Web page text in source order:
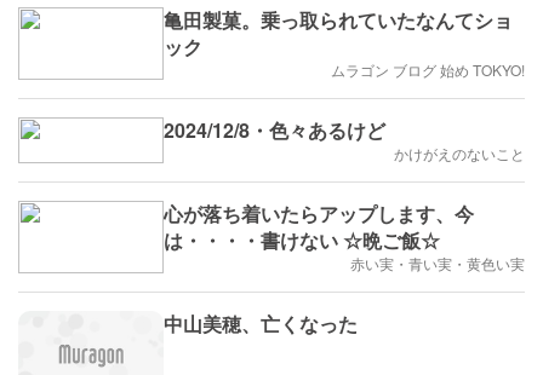
亀田製菓。乗っ取られていたなんてショ
ック
ムラゴン ブログ 始め TOKYO!
2024/12/8・色々あるけど
かけがえのないこと
心が落ち着いたらアップします、今
は・・・・書けない ☆晩ご飯☆
赤い実・青い実・黄色い実
中山美穂、亡くなった